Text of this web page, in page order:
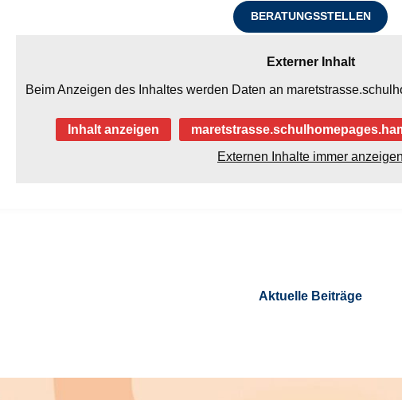
BERATUNGSSTELLEN
Externer Inhalt
Beim Anzeigen des Inhaltes werden Daten an
Inhalt anzeigen
Externen Inhalte immer anzeigen
Aktuelle Beiträge